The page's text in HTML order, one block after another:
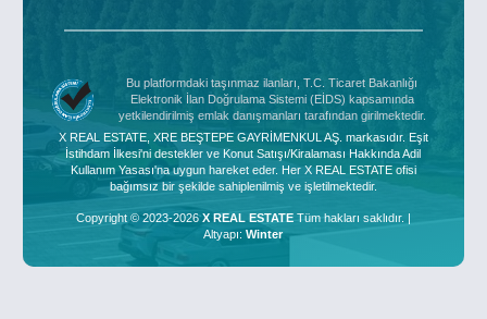
Bu platformdaki taşınmaz ilanları, T.C. Ticaret Bakanlığı
Elektronik İlan Doğrulama Sistemi (EİDS) kapsamında
yetkilendirilmiş emlak danışmanları tarafından girilmektedir.
X REAL ESTATE, XRE BEŞTEPE GAYRİMENKUL AŞ. markasıdır. Eşit
İstihdam İlkesi'ni destekler ve Konut Satışı/Kiralaması Hakkında Adil
Kullanım Yasası'na uygun hareket eder. Her X REAL ESTATE ofisi
bağımsız bir şekilde sahiplenilmiş ve işletilmektedir.
Copyright © 2023-2026X REAL ESTATETüm hakları saklıdır. |
Altyapı:Winter